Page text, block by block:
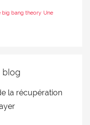
big bang theory Une
blog
la récupération